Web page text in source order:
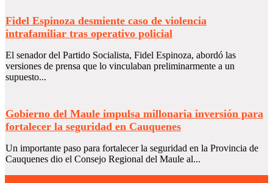
Fidel Espinoza desmiente caso de violencia
intrafamiliar tras operativo policial
El senador del Partido Socialista, Fidel Espinoza, abordó las
versiones de prensa que lo vinculaban preliminarmente a un
supuesto...
Gobierno del Maule impulsa millonaria inversión para
fortalecer la seguridad en Cauquenes
Un importante paso para fortalecer la seguridad en la Provincia de
Cauquenes dio el Consejo Regional del Maule al...